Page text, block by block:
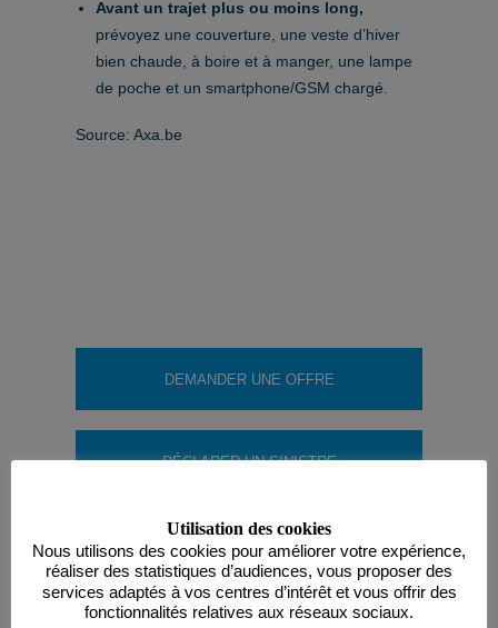
Avant un trajet plus ou moins long,
prévoyez une couverture, une veste d’hiver
bien chaude, à boire et à manger, une lampe
de poche et un smartphone/GSM chargé.
Source: Axa.be
DEMANDER UNE OFFRE
DÉCLARER UN SINISTRE
Utilisation des cookies
Nous utilisons des cookies pour améliorer votre expérience,
réaliser des statistiques d’audiences, vous proposer des
services adaptés à vos centres d’intérêt et vous offrir des
fonctionnalités relatives aux réseaux sociaux.